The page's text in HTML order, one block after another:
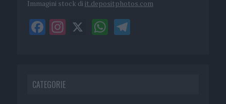
Immagini stock di it.depositphotos.com
CATEGORIE